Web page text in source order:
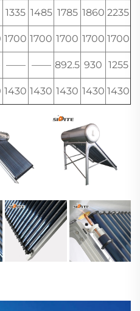
1335 1485 1785 1860 2235
1700 1700 1700 1700 1700
—— —— 892.5 930 1255
1430 1430 1430 1430 1430